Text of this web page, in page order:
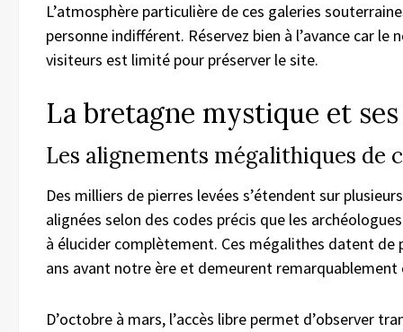
L’atmosphère particulière de ces galeries
personne indifférent. Réservez bien à l’avance car le
visiteurs est limité pour préserver le site.
La bretagne mystique et
Les alignements mégalithiques de
Des milliers de pierres levées s’étendent sur
alignées selon des codes précis que les
à élucider complètement. Ces mégalithes datent de
ans avant notre ère et demeurent remarquablement
D’octobre à mars, l’accès libre permet d’observer